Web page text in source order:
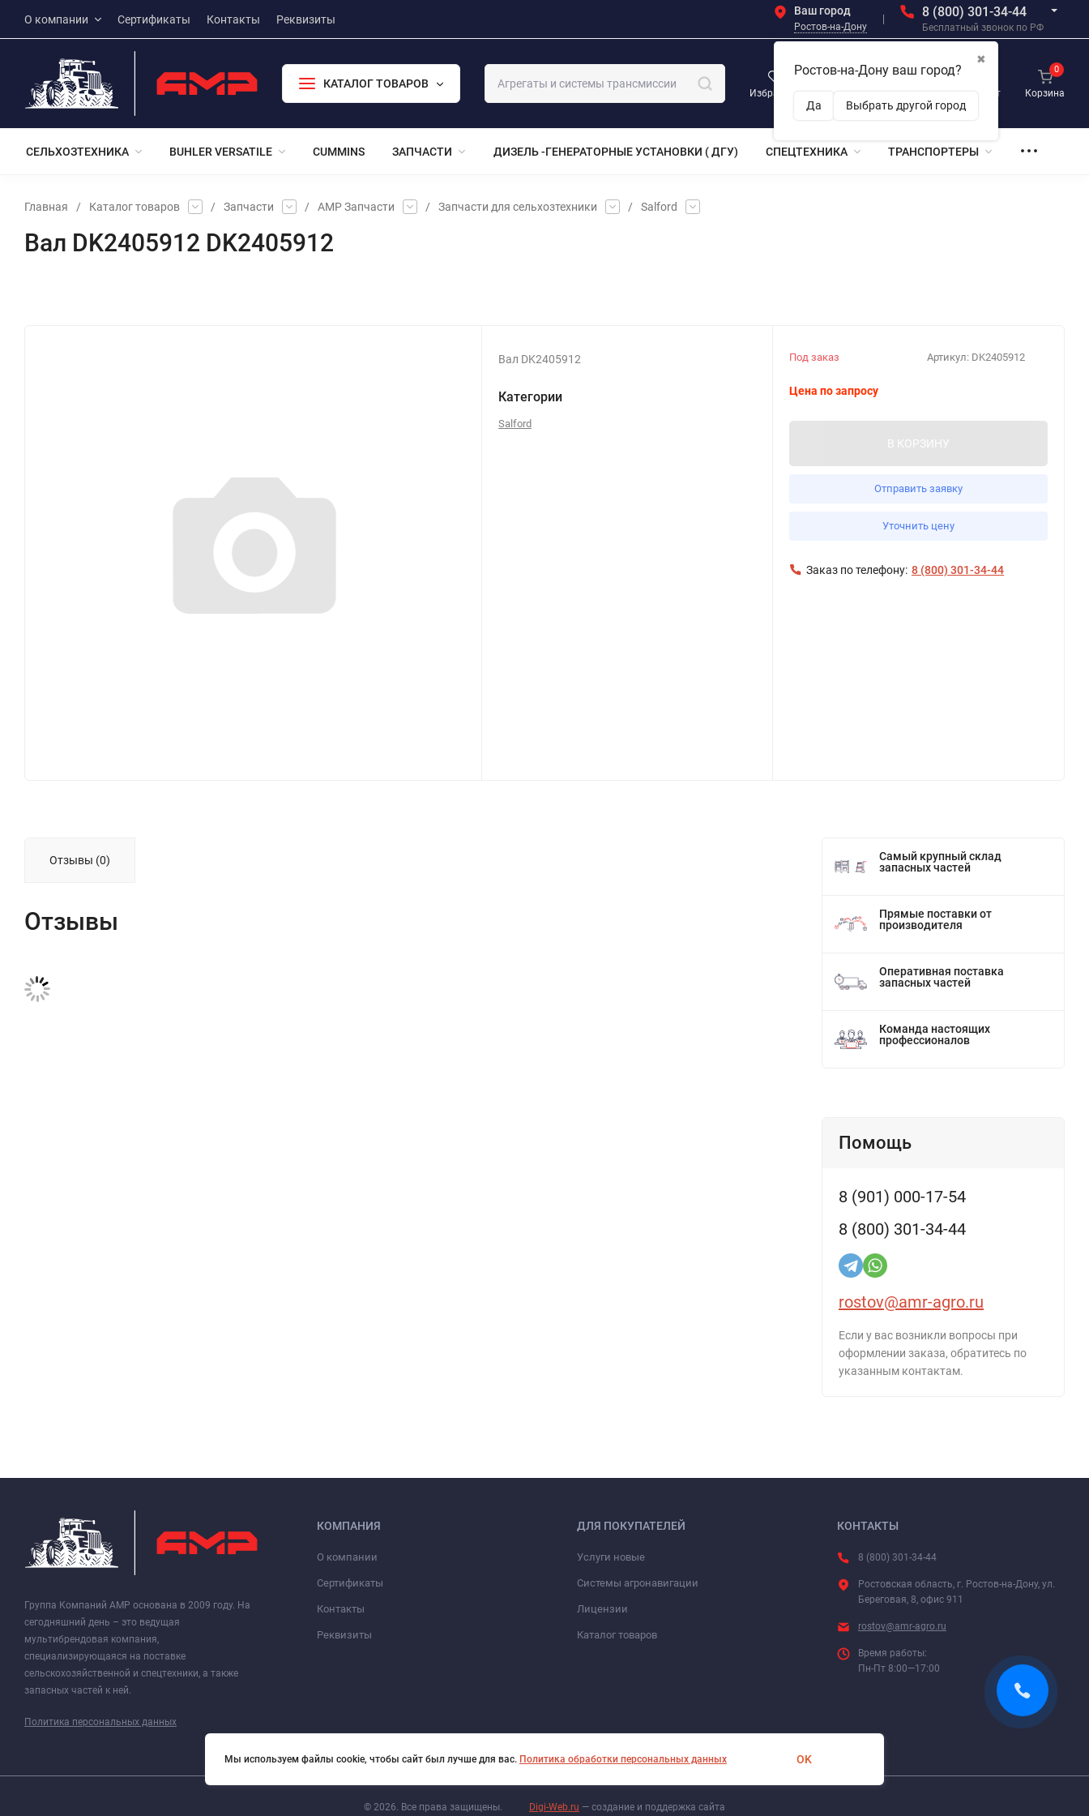
О компании Сертификаты Контакты Реквизиты
Ваш город
Ростов-на-Дону
✖
Ростов-на-Дону ваш город?
Да Выбрать другой город
8 (800) 301-34-44
Бесплатный звонок по РФ
КАТАЛОГ ТОВАРОВ
Избранное
0
Личный кабинет Корзина
0
СЕЛЬХОЗТЕХНИКА BUHLER VERSATILE CUMMINS ЗАПЧАСТИ ДИЗЕЛЬ -ГЕНЕРАТОРНЫЕ УСТАНОВКИ ( ДГУ) СПЕЦТЕХНИКА ТРАНСПОРТЕРЫ
Главная / Каталог товаров / Запчасти / АМР Запчасти / Запчасти для сельхозтехники / Salford
Вал DK2405912 DK2405912
Вал DK2405912
Категории
Salford
Артикул: DK2405912
Под заказ
Цена по запросу
В КОРЗИНУ
Отправить заявку
Уточнить цену
Заказ по телефону: 8 (800) 301-34-44
Отзывы (0)
Отзывы
Самый крупный склад
запасных частей
Прямые поставки от
производителя
Оперативная поставка
запасных частей
Команда настоящих
профессионалов
Помощь
8 (901) 000-17-54
8 (800) 301-34-44
rostov@amr-agro.ru
Если у вас возникли вопросы при
оформлении заказа, обратитесь по
указанным контактам.
Группа Компаний АМР основана в 2009 году. На
сегодняшний день – это ведущая
мультибрендовая компания,
специализирующаяся на поставке
сельскохозяйственной и спецтехники, а также
запасных частей к ней.
Политика персональных данных
КОМПАНИЯ
О компании
Сертификаты
Контакты
Реквизиты
ДЛЯ ПОКУПАТЕЛЕЙ
Услуги новые
Системы агронавигации
Лицензии
Каталог товаров
КОНТАКТЫ
8 (800) 301-34-44
Ростовская область, г. Ростов-на-Дону, ул.
Береговая, 8, офис 911
rostov@amr-agro.ru
Время работы:
Пн-Пт 8:00—17:00
© 2026. Все права защищены. Digi-Web.ru — создание и поддержка сайта
Мы используем файлы cookie, чтобы сайт был лучше для вас. Политика обработки персональных данных OK